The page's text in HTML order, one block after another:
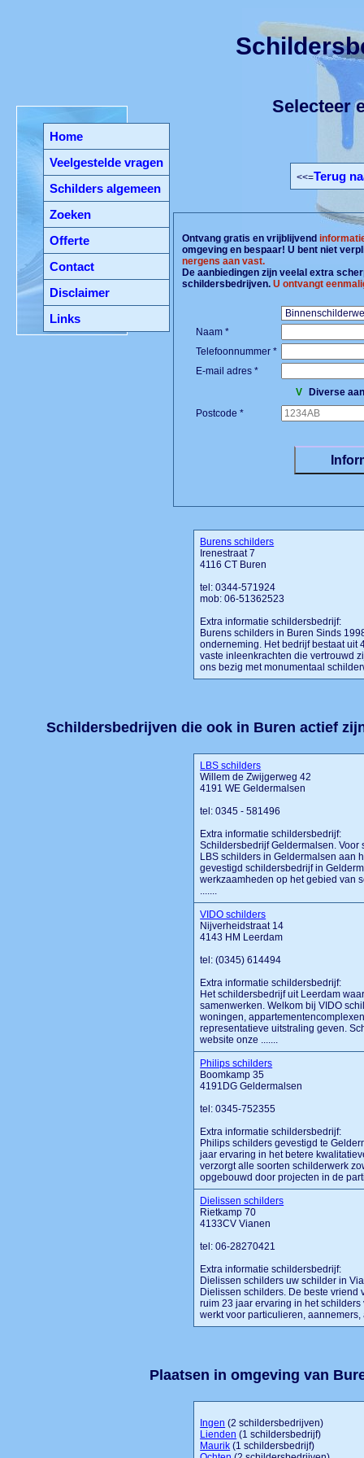
Home
Veelgestelde vragen
Schilders algemeen
Zoeken
Offerte
Contact
Disclaimer
Links
Selecteer
<<=Terug
Ontvang gratis en vrijblijvend
omgeving en bespaar! U bent niet
nergens aan vast.
De aanbiedingen zijn veelal extra
schildersbedrijven.U ontvangt
Naam *
Telefoonnummer *
E-mail adres *
V
Diverse
Postcode *
Burens schilders
Irenestraat 7
4116 CT Buren
tel: 0344-571924
mob: 06-51362523
Extra informatie schildersbedrijf:
Burens schilders in Buren Sinds
onderneming. Het bedrijf bestaat uit
vaste inleenkrachten die vertrouwd
ons bezig met monumentaal
Schildersbedrijven die ook in Buren actief
LBS schilders
Willem de Zwijgerweg 42
4191 WE Geldermalsen
tel: 0345 - 581496
Extra informatie schildersbedrijf:
Schildersbedrijf Geldermalsen.
LBS schilders in Geldermalsen aan
gevestigd schildersbedrijf in
werkzaamheden op het gebied van
.......
VIDO schilders
Nijverheidstraat 14
4143 HM Leerdam
tel: (0345) 614494
Extra informatie schildersbedrijf:
Het schildersbedrijf uit Leerdam
samenwerken. Welkom bij VIDO
woningen,
representatieve uitstraling geven.
website onze .......
Philips schilders
Boomkamp 35
4191DG Geldermalsen
tel: 0345-752355
Extra informatie schildersbedrijf:
Philips schilders gevestigd te
jaar ervaring in het betere
verzorgt alle soorten schilderwerk
opgebouwd door projecten in de
Dielissen schilders
Rietkamp 70
4133CV Vianen
tel: 06-28270421
Extra informatie schildersbedrijf:
Dielissen schilders uw schilder in
Dielissen schilders. De beste
ruim 23 jaar ervaring in het
werkt voor particulieren,
Plaatsen in omgeving van
Ingen (2 schildersbedrijven)
Lienden (1 schildersbedrijf)
Maurik (1 schildersbedrijf)